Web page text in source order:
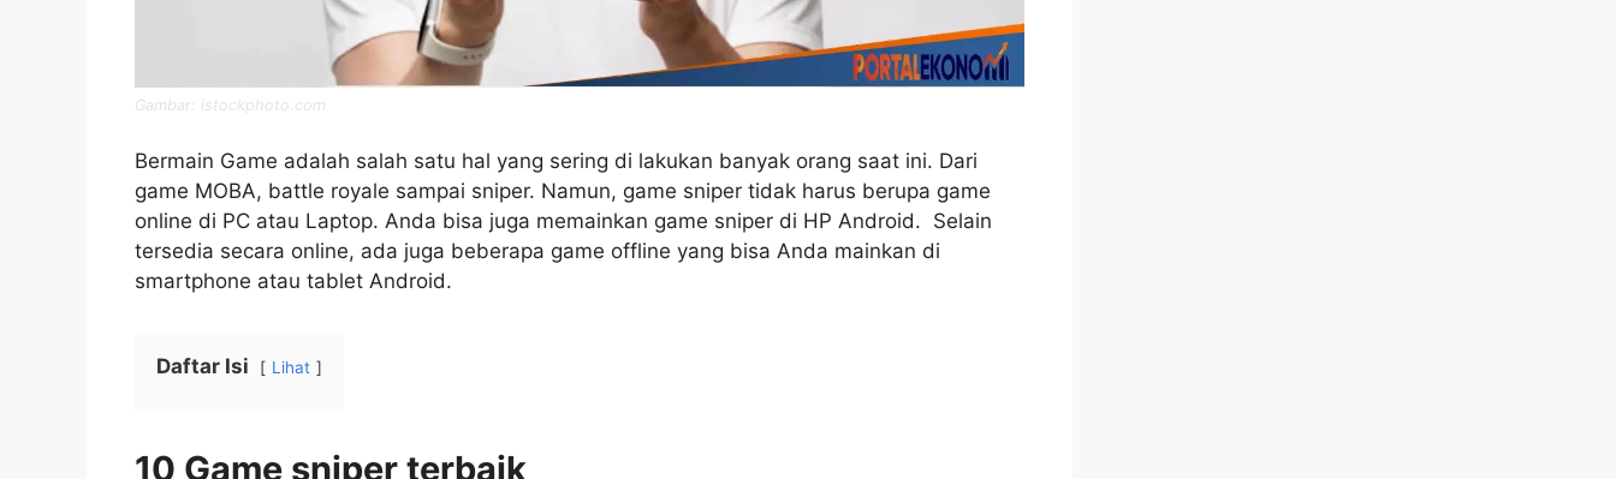
Gambar: istockphoto.com
Bermain Game adalah salah satu hal yang sering di lakukan banyak orang saat ini. Dari
game MOBA, battle royale sampai sniper. Namun, game sniper tidak harus berupa game
online di PC atau Laptop. Anda bisa juga memainkan game sniper di HP Android. Selain
tersedia secara online, ada juga beberapa game offline yang bisa Anda mainkan di
smartphone atau tablet Android.
Daftar Isi Lihat
10 Game sniper terbaik